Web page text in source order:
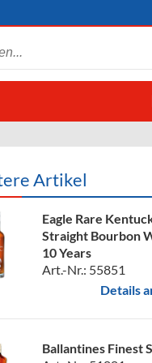
Artikel
Eagle Rare
Straight Bourbon
10 Years
Art.-Nr.: 55851
Details
Ballantines Finest